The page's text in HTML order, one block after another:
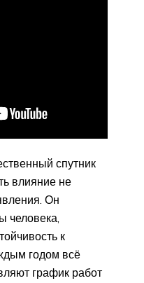
спутник
влияние не
Он
человека,
к
годом всё
график работ